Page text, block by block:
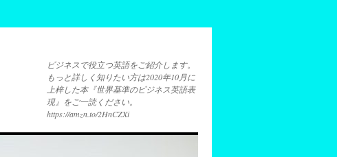
ビジネスで役立つ英語をご紹介します。
もっと詳しく知りたい方は2020年10月に
上梓した本『世界基準のビジネス英語表
現』をご一読ください。
https://amzn.to/2HnCZXi